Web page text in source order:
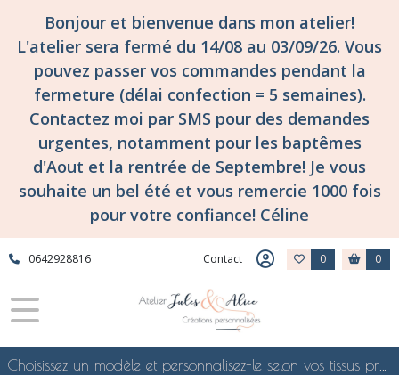
Bonjour et bienvenue dans mon atelier!
L'atelier sera fermé du 14/08 au 03/09/26. Vous
pouvez passer vos commandes pendant la
fermeture (délai confection = 5 semaines).
Contactez moi par SMS pour des demandes
urgentes, notamment pour les baptêmes
d'Aout et la rentrée de Septembre! Je vous
souhaite un bel été et vous remercie 1000 fois
pour votre confiance! Céline
0642928816 Contact 0 0
Choisissez un modèle et personnalisez-le selon vos tissus préférés de mes collections en ligne, je le confectionnerai selon vos souhaits